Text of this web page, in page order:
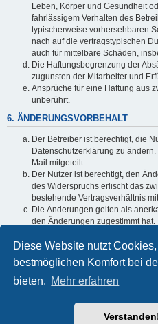
Diese Website nutzt
bestmöglichen Komfort bei
bieten. Mehr erfahren
Leben, Körper und Gesundheit
fahrlässigem Verhalten des
typischerweise vorhersehbaren
nach auf die vertragstypischen
auch für mittelbare Schäden,
Die Haftungsbegrenzung der
zugunsten der Mitarbeiter und
Ansprüche für eine Haftung aus
unberührt.
6. ÄNDERUNGSVORBEHALT
Der Betreiber ist berechtigt, die
Datenschutzerklärung zu
Mail mitgeteilt.
Der Nutzer ist berechtigt, den
des Widerspruchs erlischt das
bestehende Vertragsverhältnis
Die Änderungen gelten als
den Änderungen zugestimmt hat.
Informationen über den Umgang
sind in der Datenschutzerklärung
Powered byphpBB® Forum